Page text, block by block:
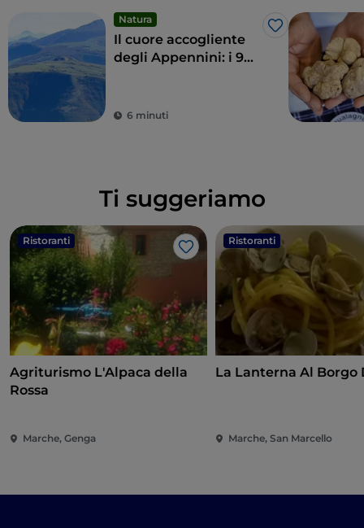
Natura
Like
Il cuore accogliente
degli Appennini: i 9
6 minuti
Ti suggeriamo
Ristoranti
Like
Agriturismo L'Alpaca della
Rossa
Marche, Genga
Ristoranti
La Lanterna Al Borgo
Marche, San Marcello